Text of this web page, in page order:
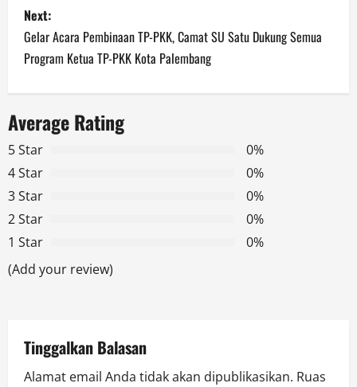
t
n
a
v
i
g
a
t
o
n
Next:
Gelar Acara Pembinaan TP-PKK, Camat SU Satu Dukung Semua
Program Ketua TP-PKK Kota Palembang
Average Rating
5 Star
0%
4 Star
0%
3 Star
0%
2 Star
0%
1 Star
0%
(Add your review)
Tinggalkan Balasan
Alamat email Anda tidak akan dipublikasikan. Ruas